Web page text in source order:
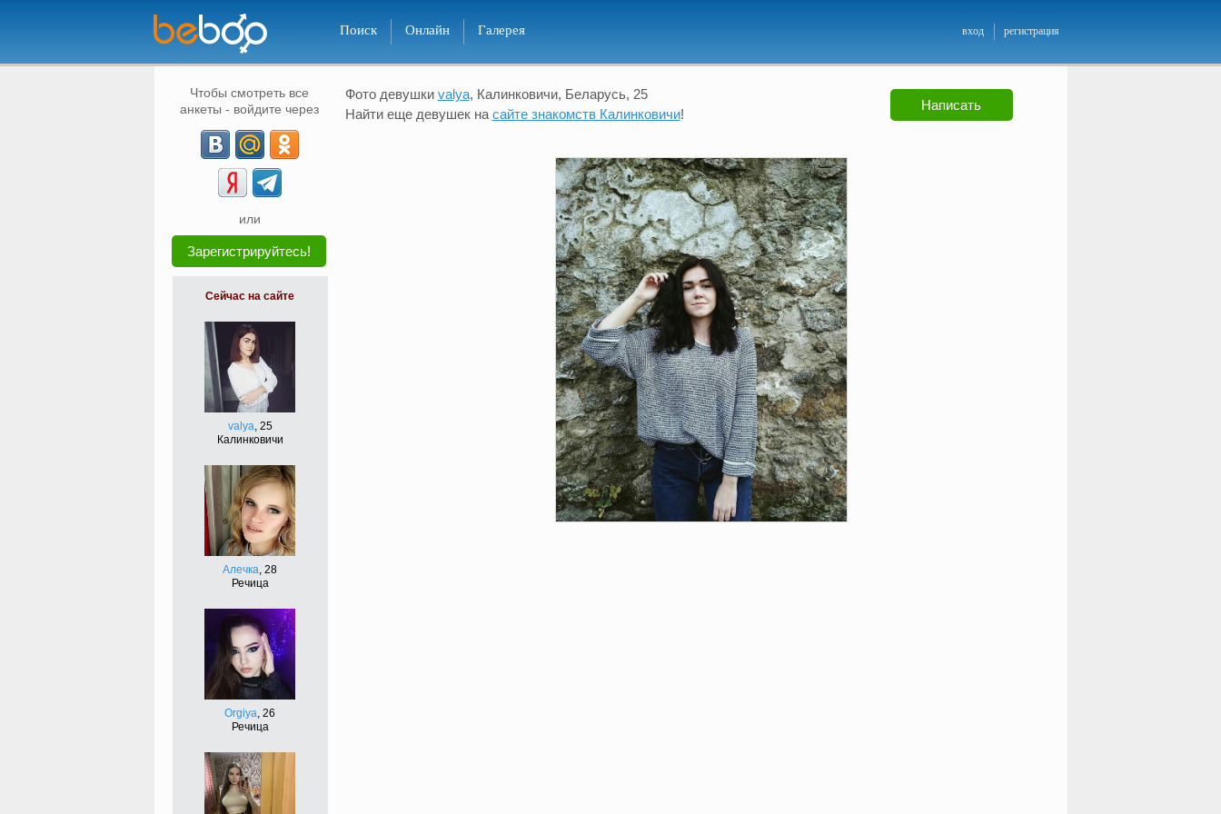
Поиск Онлайн Галерея вход регистрация
Чтобы смотреть все
анкеты - войдите через
или
Зарегистрируйтесь!
Сейчас на сайте
valya, 25
Калинковичи
Алечка, 28
Речица
Orgiya, 26
Речица
Фото девушки valya, Калинковичи, Беларусь, 25
Найти еще девушек на сайте знакомств Калинковичи!
Написать